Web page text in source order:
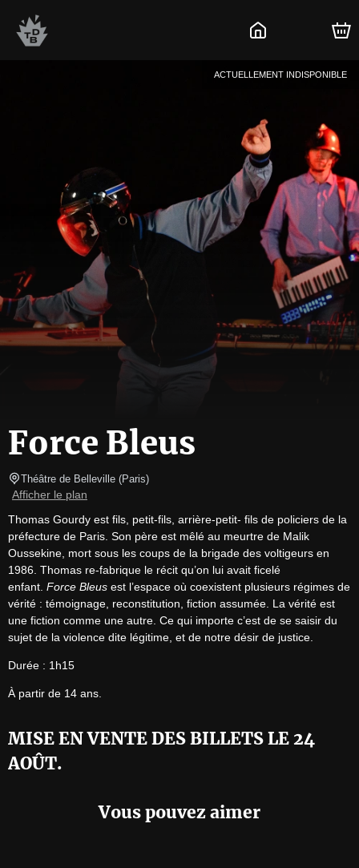
ACTUELLEMENT INDISPONIBLE
Force Bleus
Théâtre de Belleville (Paris)
Afficher le plan
Thomas Gourdy est fils, petit-fils, arrière-petit- fils de policiers de la
préfecture de Paris. Son père est mêlé au meurtre de Malik
Oussekine, mort sous les coups de la brigade des voltigeurs en
1986. Thomas re-fabrique le récit qu’on lui avait ficelé
enfant. Force Bleus est l’espace où coexistent plusieurs régimes de
vérité : témoignage, reconstitution, fiction assumée. La vérité est
une fiction comme une autre. Ce qui importe c’est de se saisir du
sujet de la violence dite légitime, et de notre désir de justice.
Durée : 1h15
À partir de 14 ans.
MISE EN VENTE DES BILLETS LE 24
AOÛT.
Vous pouvez aimer